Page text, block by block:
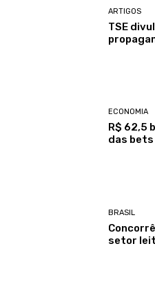
ARTIGOS
TSE
ECONOMIA
R$ 62,5
das bets
BRASIL
setor